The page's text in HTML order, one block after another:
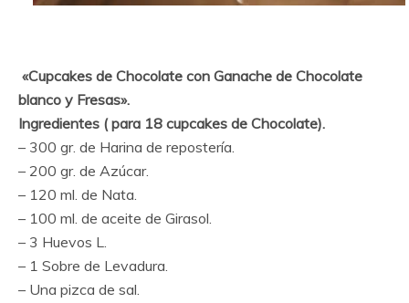
«Cupcakes de Chocolate con Ganache de Chocolate
blanco y Fresas».
Ingredientes ( para 18 cupcakes de Chocolate).
– 300 gr. de Harina de repostería.
– 200 gr. de Azúcar.
– 120 ml. de Nata.
– 100 ml. de aceite de Girasol.
– 3 Huevos L.
– 1 Sobre de Levadura.
– Una pizca de sal.